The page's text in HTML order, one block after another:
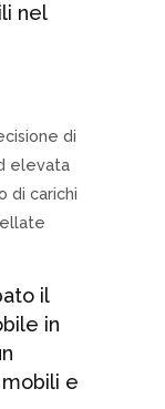
nel
di
elevata
di carichi
il
in
e